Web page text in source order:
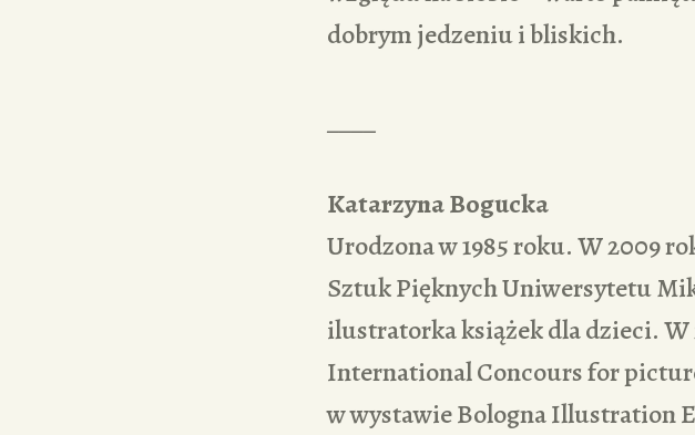
dobrym jedzeniu i bliskich.
Katarzyna Bogucka
Urodzona w 1985 roku. W 2009
Sztuk Pięknych Uniwersytetu
ilustratorka książek dla dzieci. W
International Concours for
w wystawie Bologna Illustration